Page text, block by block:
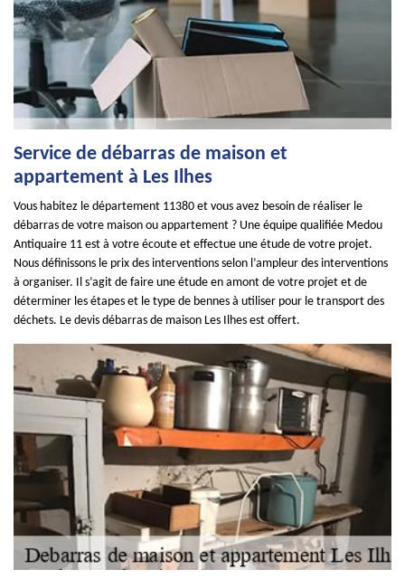
Service de débarras de maison et
appartement à Les Ilhes
Vous habitez le département 11380 et vous avez besoin de réaliser le
débarras de votre maison ou appartement ? Une équipe qualifiée Medou
Antiquaire 11 est à votre écoute et effectue une étude de votre projet.
Nous définissons le prix des interventions selon l’ampleur des interventions
à organiser. Il s’agit de faire une étude en amont de votre projet et de
déterminer les étapes et le type de bennes à utiliser pour le transport des
déchets. Le devis débarras de maison Les Ilhes est offert.